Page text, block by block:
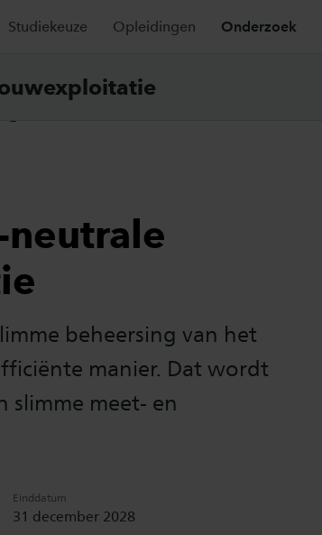
Studiekeuze Opleidingen Onderzoek
G
neutrale
beheersing van het
manier. Dat wordt
slimme meet- en
Einddatum
31 december 2028